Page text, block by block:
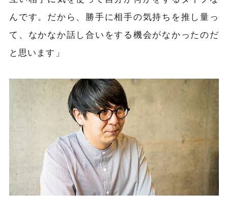
んです。だから、勝手に相手の気持ちを推し量っ
て、なかなか話し合いをする機会がなかったのだ
と思います」